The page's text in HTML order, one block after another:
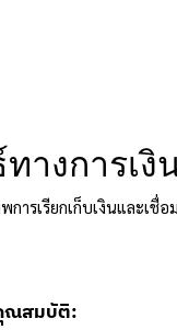
างการเ
ารเรียกเก็บเงินและเชื่อ
ณสมบัติ: